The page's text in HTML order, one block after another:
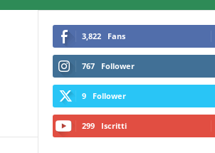
3,822 Fans
767 Follower
9 Follower
299 Iscritti